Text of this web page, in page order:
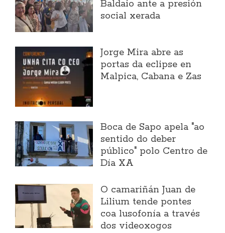
Baldaio ante a presión
social xerada
Jorge Mira abre as
portas da eclipse en
Malpica, Cabana e Zas
Boca de Sapo apela "ao
sentido do deber
público" polo Centro de
Día XA
O camariñán Juan de
Lilium tende pontes
coa lusofonía a través
dos videoxogos